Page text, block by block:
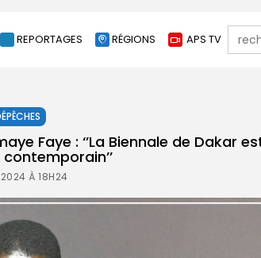
REPORTAGES RÉGIONS APS TV for:
Faye : ‘’La Biennale de Dakar
2024 À 18H24